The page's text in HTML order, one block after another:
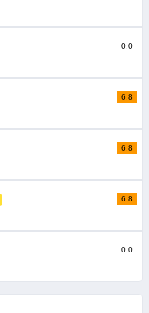
0,0
6,8
6,8
6,8
0,0